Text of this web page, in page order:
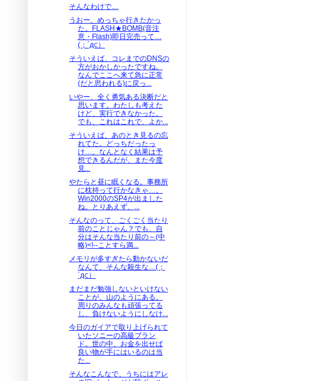
そんなわけで…
うおー、めっちゃ行きたかっ
た。FLASH★BOMB(音注
意・Flash)即日完売って…
(；´д⊂）
そういえば、コレまでのDNSの
方がおかしかったですね。
なんでここへ来て急に正常
(だと思われる)に戻っ...
いやー、全く勇気ある決断だと
思います。わたしも考えた
けど、実行できなかった。
でも、これはこれで、よか...
そういえば、あのとき見るの忘
れてた。どっちだったっ
け…。なんとなく結果は予
想できるんだが、また今度
見...
やたらと昼に眠くなる。事務所
に枕持って行かなきゃ…。
Win2000のSP4が出ました
ね。とりあえず、...
そんなのって、ごくごく当たり
前のことじゃん？でも、自
分はそんな当たり前の～(中
略)<!--ことすら満...
メモリが多すぎたら動かないだ
なんて、そんな殺生な…(；
´д⊂）
まだまだ勉強しないといけない
ことが、山のようにある。
周りのみんなも頑張ってる
し、負けないようにしなけ...
今日のガイアで取り上げられて
いたソニーの高級ブラン
ド。世の中、お金を出せば
良い物が手にはいるのは当
た...
そんなこんなで、うちにはアレ